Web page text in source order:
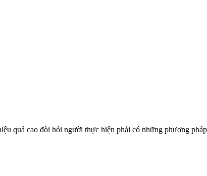
quả cao đòi hỏi người thực hiện phải có những phương